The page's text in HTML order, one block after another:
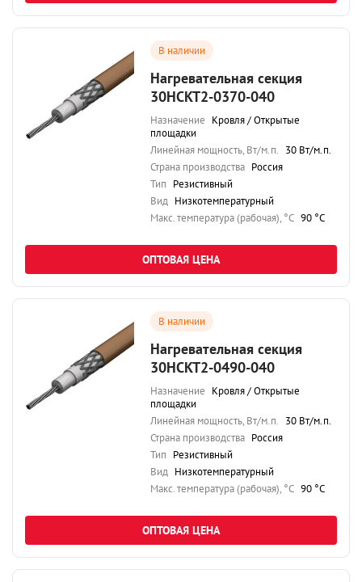
В наличии
Нагревательная секция
30НСКТ2-0370-040
Назначение Кровля / Открытые
площадки
Линейная мощность, Вт/м.п. 30 Вт/м.п.
Страна производства Россия
Тип Резистивный
Вид Низкотемпературный
Maкс. температура (рабочая), °C 90 °C
ОПТОВАЯ ЦЕНА
В наличии
Нагревательная секция
30НСКТ2-0490-040
Назначение Кровля / Открытые
площадки
Линейная мощность, Вт/м.п. 30 Вт/м.п.
Страна производства Россия
Тип Резистивный
Вид Низкотемпературный
Maкс. температура (рабочая), °C 90 °C
ОПТОВАЯ ЦЕНА